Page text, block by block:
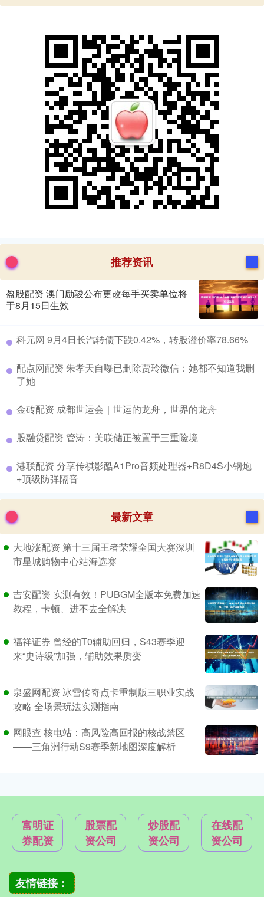
推荐资讯
盈股配资 澳门励骏公布更改每手买卖单位将
于8月15日生效
​科元网 9月4日长汽转债下跌0.42%，转股溢价率78.66%
​配点网配资 朱孝天自曝已删除贾玲微信：她都不知道我删
了她
​金砖配资 成都世运会｜世运的龙舟，世界的龙舟
​股融贷配资 管涛：美联储正被置于三重险境
​港联配资 分享传祺影酷A1Pro音频处理器+R8D4S小钢炮
+顶级防弹隔音
最新文章
大地涨配资 第十三届王者荣耀全国大赛深圳
市星城购物中心站海选赛
吉安配资 实测有效！PUBGM全版本免费加速
教程，卡顿、进不去全解决
福祥证券 曾经的T0辅助回归，S43赛季迎
来“史诗级”加强，辅助效果质变
泉盛网配资 冰雪传奇点卡重制版三职业实战
攻略 全场景玩法实测指南
网眼查 核电站：高风险高回报的核战禁区
——三角洲行动S9赛季新地图深度解析
富明证
券配资
股票配
资公司
炒股配
资公司
在线配
资公司
友情链接：